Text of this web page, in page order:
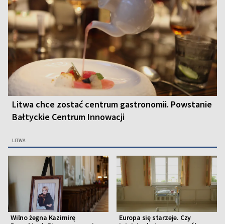
Litwa chce zostać centrum gastronomii. Powstanie
Bałtyckie Centrum Innowacji
LITWA
Wilno żegna Kazimirę
Europa się starzeje. Czy